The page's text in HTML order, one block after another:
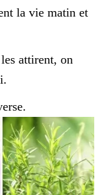
la vie matin et
attirent, on